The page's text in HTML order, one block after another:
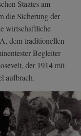
Staates am
die Sicherung der
wirtschaftliche
dem traditionellen
Begleiter
der 1914 mit
aufbrach.